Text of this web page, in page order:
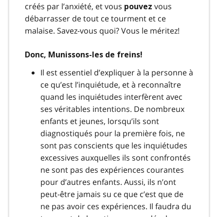
créés par l’anxiété, et vous pouvez vous
débarrasser de tout ce tourment et ce
malaise. Savez-vous quoi? Vous le méritez!
Donc, Munissons-les de freins!
Il est essentiel d’expliquer à la personne à
ce qu’est l’inquiétude, et à reconnaître
quand les inquiétudes interfèrent avec
ses véritables intentions. De nombreux
enfants et jeunes, lorsqu’ils sont
diagnostiqués pour la première fois, ne
sont pas conscients que les inquiétudes
excessives auxquelles ils sont confrontés
ne sont pas des expériences courantes
pour d’autres enfants. Aussi, ils n’ont
peut-être jamais su ce que c’est que de
ne pas avoir ces expériences. Il faudra du